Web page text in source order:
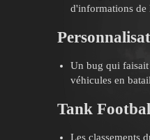
d'informations de
Un bug qui
véhicules en
Tank
Les classements